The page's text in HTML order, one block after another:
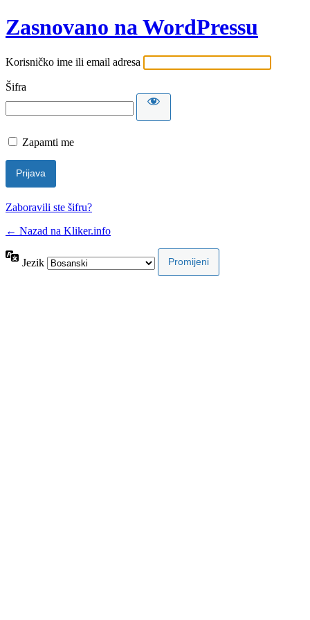
Zasnovano na WordPressu
Korisničko ime ili email adresa
Šifra
Zapamti me
Zaboravili ste šifru?
← Nazad na Kliker.info
Jezik